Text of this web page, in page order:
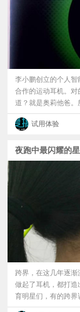
李小鹏创立的个人
合作的运动耳机。
道？就是奥莉他爸。
试用体验
夜跑中最闪耀的
跨界，在这几年逐
做起了耳机，都打
育明星们，有的跨界